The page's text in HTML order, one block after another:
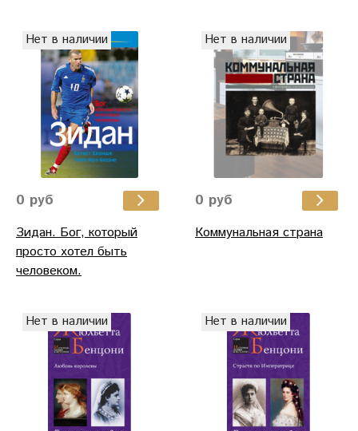
Нет в наличии
0 руб
Зидан. Бог, который
просто хотел быть
человеком.
Нет в наличии
0 руб
Коммунальная страна
Нет в наличии Нет в наличии